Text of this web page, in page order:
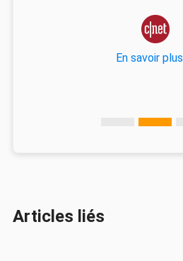

En savoir plus
Articles liés